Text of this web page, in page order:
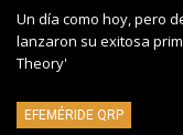
Un día como hoy, pero
lanzaron su exitosa
Theory'
EFEMÉRIDE QRP